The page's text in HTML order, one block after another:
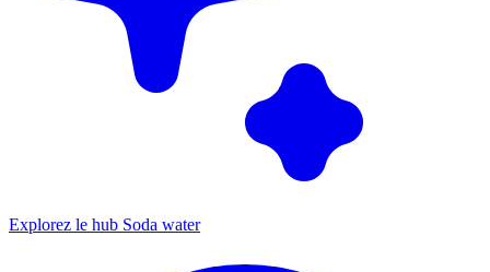
Explorez le hub Soda water